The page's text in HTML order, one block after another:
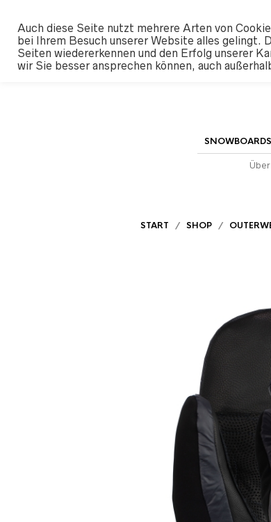
SNOWBOARDS
START / SHOP /
Auch diese Seite nutzt mehrere Arten von
bei Ihrem Besuch unserer Website alles gelingt.
Seiten wiedererkennen und den Erfolg unserer
wir Sie besser ansprechen können, auch